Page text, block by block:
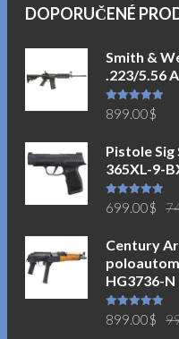
DOPORUČENÉ
Smith &
.223/5.56
Hodnocení
5.00z 5
899.00$
Pistole Sig
365XL-9-
Hodnocení
5.00z 5
699.00$
Century
HG3736-N
Hodnocení
5.00z 5
899.00$